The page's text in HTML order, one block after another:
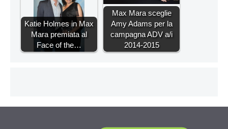
Katie Holmes in Max
Mara premiata al
Face of the…
Max Mara sceglie
Amy Adams per la
campagna ADV a/i
2014-2015